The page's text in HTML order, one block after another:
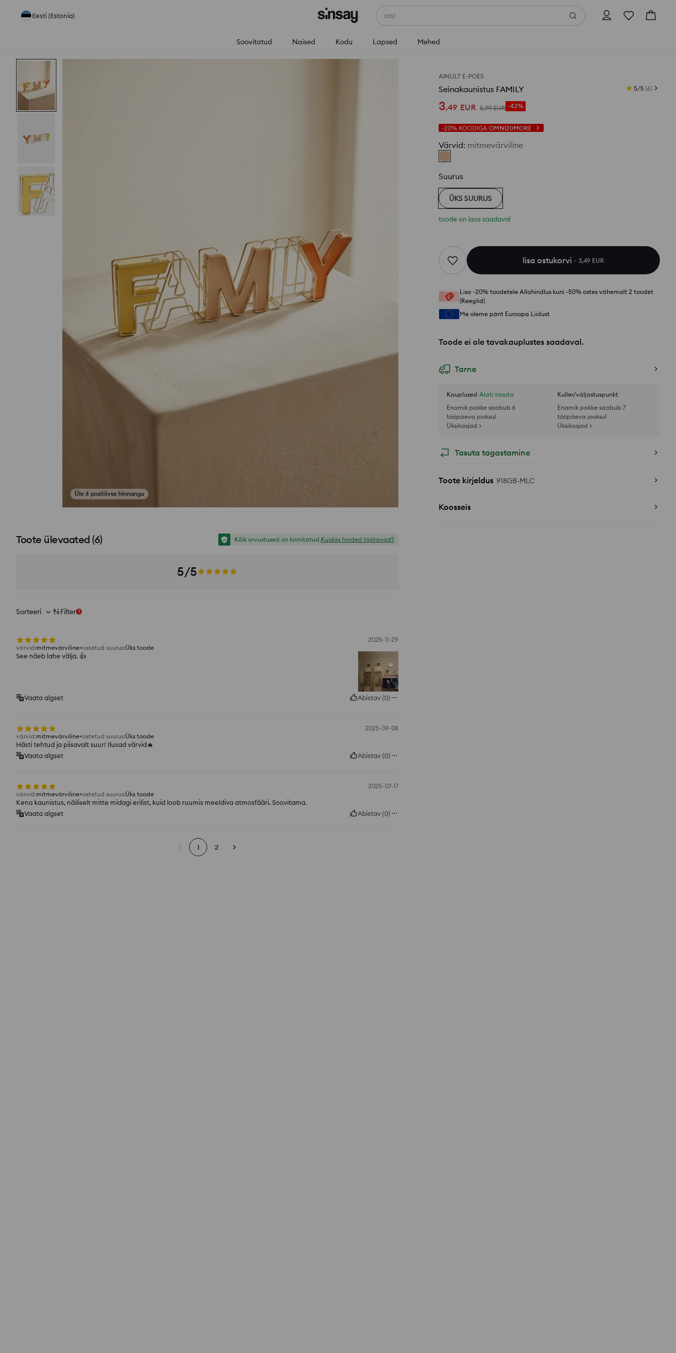
Eesti (Estonia) otsi
Soovitatud Naised Kodu Lapsed Mehed
AINULT E-POES
Seinakaunistus FAMILY 5/5 (6)
3,49 EUR 5,99 EUR -42%
-20% KOODIGA OMNI20MORE
Värvid: mitmevärviline
Suurus
ÜKS SUURUS
toode on laos saadaval
lisa ostukorvi 3,49 EUR
Lisa -20% toodetele Allahindlus kuni -50% ostes vähemalt 2 toodet
(Reeglid)
Me oleme pärit Euroopa Liidust
Toode ei ole tavakauplustes saadaval.
Tarne
Kauplused Alati tasuta
Enamik pakke saabub 6
tööpäeva jooksul
Üksikasjad >
Kuller/väljastuspunkt
Enamik pakke saabub 7
tööpäeva jooksul
Üksikasjad >
Tasuta tagastamine
Toote kirjeldus 918GB-MLC
Koosseis
si_productpage_user_photos_button_title
Toote ülevaated (6) Kõik arvustused on kinnitatud.Kuidas hinded töötavad?
5/5
Sorteeri Filter 1
2025-11-29
värvid:mitmevärviline ostetud suurus:Üks toode
See näeb lahe välja. 👍️
Vaata algset Abistav(0)
2025-09-08
värvid:mitmevärviline ostetud suurus:Üks toode
Hästi tehtud ja piisavalt suur! Ilusad värvid🔥
Vaata algset
Abistav(0)
2025-07-17
värvid:mitmevärviline ostetud suurus:Üks toode
Kena kaunistus, näiliselt mitte midagi erilist, kuid loob ruumis meeldiva atmosfääri. Soovitama.
Vaata algset
Abistav(0)
1 2